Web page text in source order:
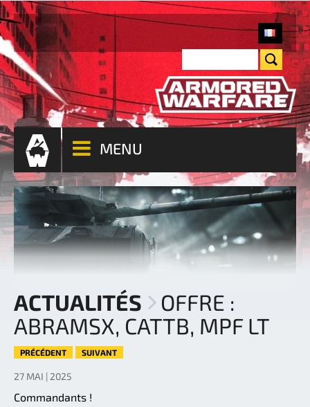
MENU
ACTUALITÉS
OFFRE :
ABRAMSX, CATTB, MPF LT
PRÉCÉDENT SUIVANT
27 MAI | 2025
Commandants !